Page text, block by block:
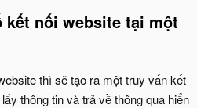
kết nối website tại một
thì sẽ tạo ra một truy vấn kết
thông tin và trả về thông qua hiển